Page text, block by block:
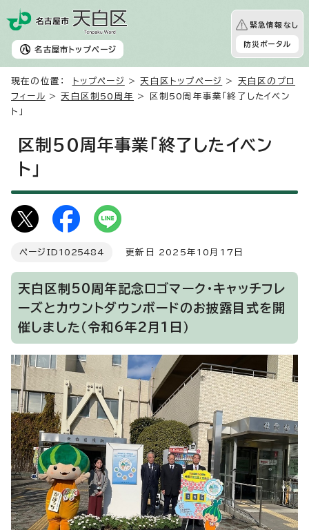
名古屋市 トップページ
緊急情報なし
防災ポータル
現在の位置： トップページ >天白区トップページ > 天白区のプロ
フィール >天白区制50周年
> 区制50周年事業「終了したイベン
ト」
区制50周年事業「終了したイベン
ト」
ページID 1025484 更新日 2025年10月17日
天白区制50周年記念ロゴマーク・キャッチフレ
ーズとカウントダウンボードのお披露目式を開
催しました（令和6年2月1日）